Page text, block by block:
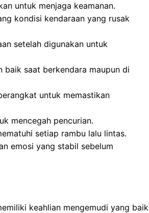
untuk menjaga keamanan.
kondisi kendaraan yang rusak
setelah digunakan untuk
baik saat berkendara maupun di
untuk memastikan
mencegah pencurian.
setiap rambu lalu lintas.
emosi yang stabil sebelum
keahlian mengemudi yang baik